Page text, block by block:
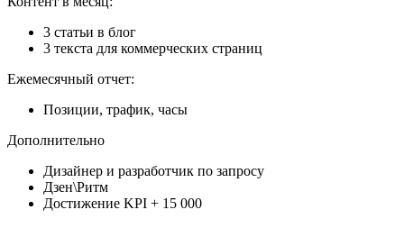
3 статьи в блог
3 текста для коммерческих страниц
Ежемесячный отчет:
Позиции, трафик, часы
Дополнительно
Дизайнер и разработчик по запросу
Дзен\Ритм
Достижение KPI + 15 000